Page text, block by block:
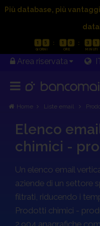
Più database, più
1 5 1 0 3 1
Area riservata
OFFERTA
1 5 1 0
Home Liste email
Elenco
chimici -
Un elenco email
aziende di un settore
filtrati, riducendo i
Prodotti chimici -
2.904 anagrafiche